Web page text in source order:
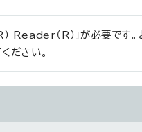
Reader（R）」が必要です
ださい。